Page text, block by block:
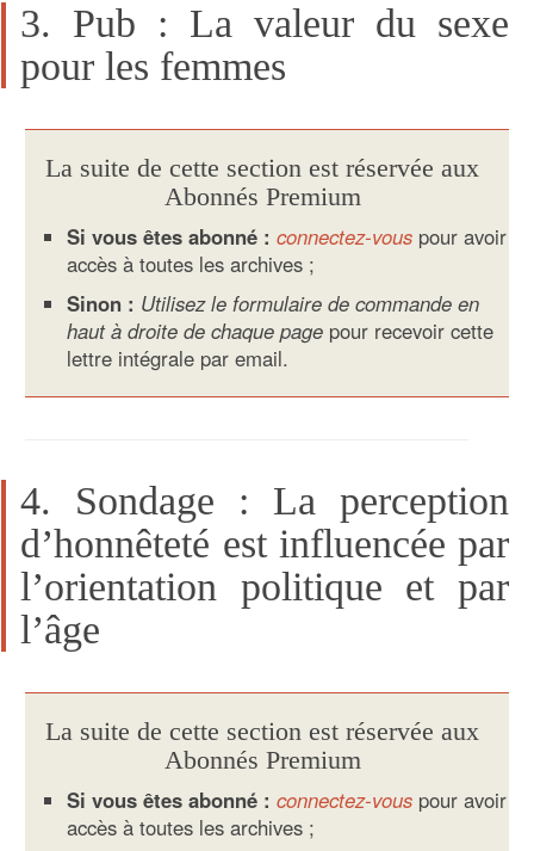
3. Pub : La valeur du sexe
pour les femmes
La suite de cette section est réservée aux
Abonnés Premium
Si vous êtes abonné : connectez-vous pour avoir
accès à toutes les archives ;
Sinon : Utilisez le formulaire de commande en
haut à droite de chaque page pour recevoir cette
lettre intégrale par email.
4. Sondage : La perception
d’honnêteté est influencée par
l’orientation politique et par
l’âge
La suite de cette section est réservée aux
Abonnés Premium
Si vous êtes abonné : connectez-vous pour avoir
accès à toutes les archives ;